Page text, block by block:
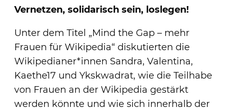
Vernetzen, solidarisch sein, loslegen!
Unter dem Titel „Mind the Gap – mehr
Frauen für Wikipedia“ diskutierten die
Wikipedianer*innen Sandra, Valentina,
Kaethe17 und Ykskwadrat, wie die Teilhabe
von Frauen an der Wikipedia gestärkt
werden könnte und wie sich innerhalb der